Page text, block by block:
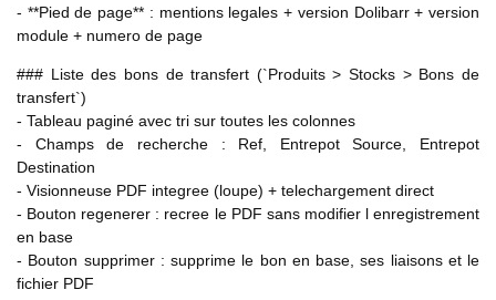
- **Pied de page** : mentions legales + version Dolibarr + version
module + numero de page
### Liste des bons de transfert (`Produits > Stocks > Bons de
transfert`)
- Tableau paginé avec tri sur toutes les colonnes
- Champs de recherche : Ref, Entrepot Source, Entrepot
Destination
- Visionneuse PDF integree (loupe) + telechargement direct
- Bouton regenerer : recree le PDF sans modifier l enregistrement
en base
- Bouton supprimer : supprime le bon en base, ses liaisons et le
fichier PDF